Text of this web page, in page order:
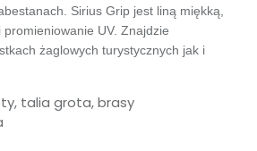
Sirius Grip jest liną miękką,
UV. Znajdzie
żaglowych turystycznych jak i
talia grota, brasy